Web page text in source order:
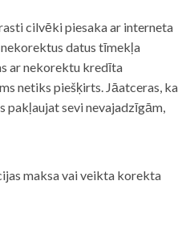
cilvēki piesaka ar interneta
datus tīmekļa
ar nekorektu kredīta
netiks piešķirts. Jāatceras, ka
pakļaujat sevi nevajadzīgām,
maksa vai veikta korekta